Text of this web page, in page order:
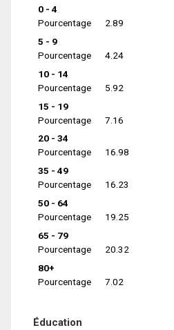
0 - 4
Pourcentage
2.89
5 - 9
Pourcentage
4.24
10 - 14
Pourcentage
5.92
15 - 19
Pourcentage
7.16
20 - 34
Pourcentage
16.98
35 - 49
Pourcentage
16.23
50 - 64
Pourcentage
19.25
65 - 79
Pourcentage
20.32
80+
Pourcentage
7.02
Éducation